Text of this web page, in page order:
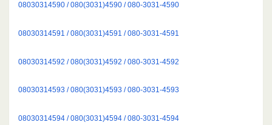
08030314590 / 080(3031)4590 / 080-3031-4590
08030314591 / 080(3031)4591 / 080-3031-4591
08030314592 / 080(3031)4592 / 080-3031-4592
08030314593 / 080(3031)4593 / 080-3031-4593
08030314594 / 080(3031)4594 / 080-3031-4594